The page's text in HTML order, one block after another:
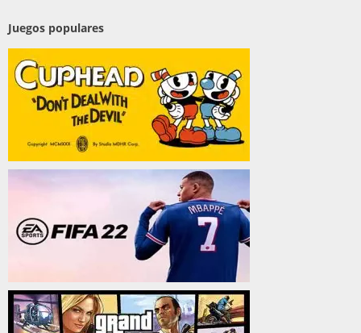
Juegos populares